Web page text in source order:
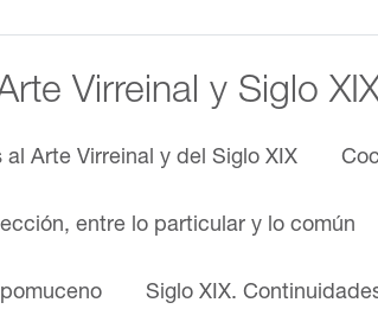
Virreinal y Siglo
Arte Virreinal y del Siglo XIX
entre lo particular y lo común
Siglo XIX.